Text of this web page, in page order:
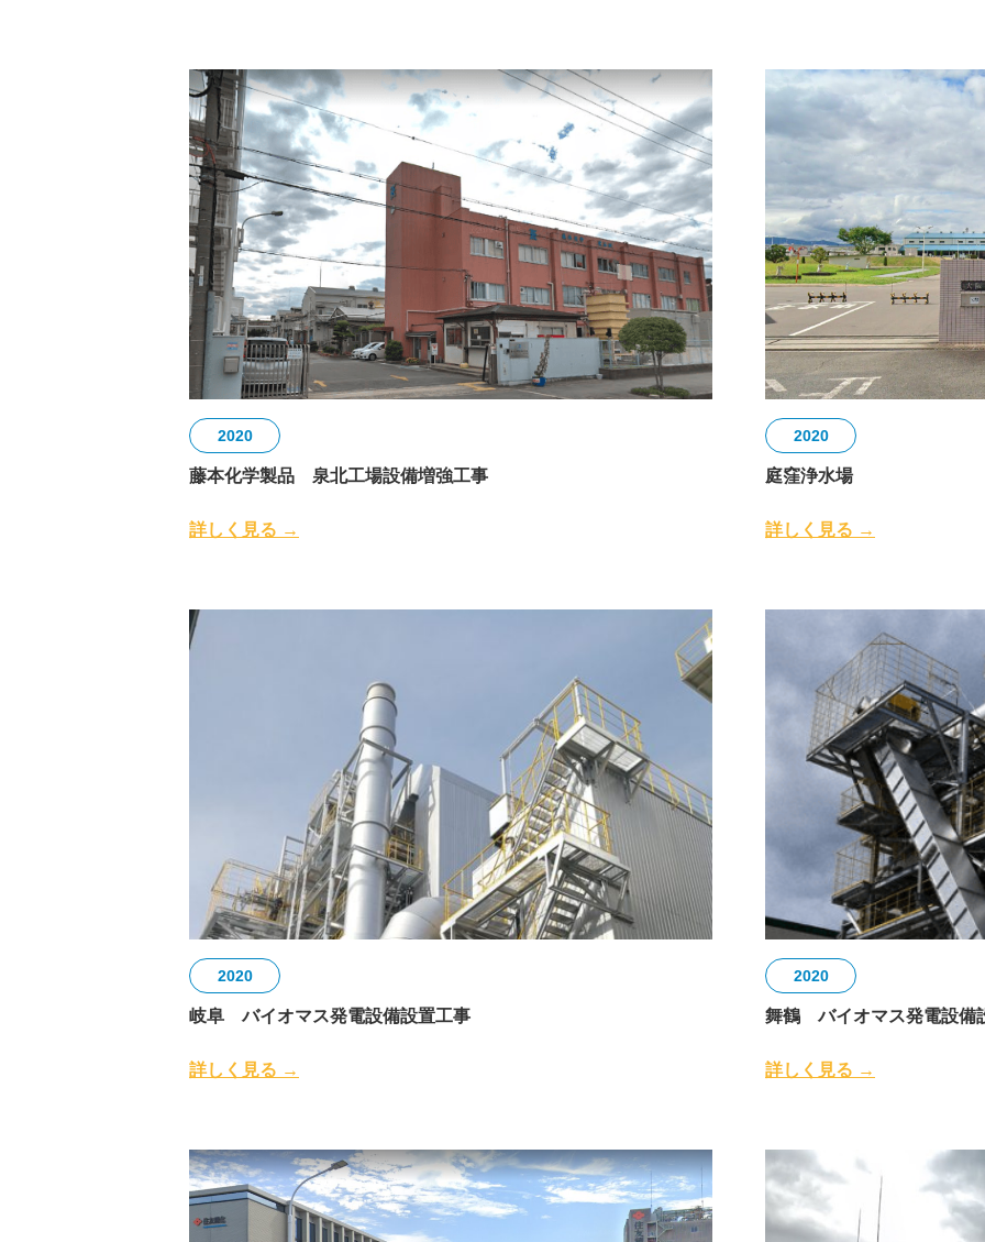
2020
藤本化学製品 泉北工場設備増強工事
詳しく見る →
2020
庭窪浄水場
詳しく見る →
2020
岐阜 バイオマス発電設備設置工事
詳しく見る →
2020
舞鶴 バイオマス発電設備
詳しく見る →